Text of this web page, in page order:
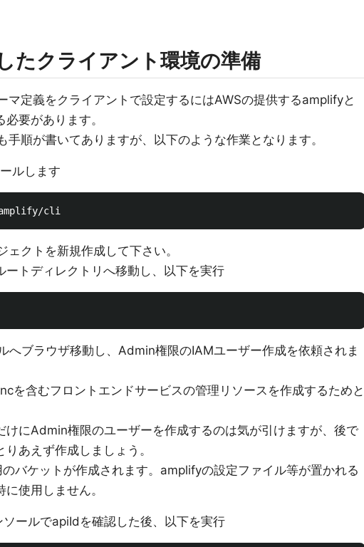
たクライアント環境の準備
マ定義をクライアントで設定するにはAWSの提供するamplifyと
要があります。
順が書いてありますが、以下のような作業となります。
ルします
クトを新規作成して下さい。
ートディレクトリへ移動し、以下を実行
へブラウザ移動し、Admin権限のIAMユーザー作成を依頼されま
を含むフロントエンドサービスの管理リソースを作成するためと
けにAdmin権限のユーザーを作成するのは気が引けますが、後で
あえず作成しましょう。
バケットが作成されます。amplifyの設定ファイル等が置かれる
使用しません。
ールでapiIdを確認した後、以下を実行